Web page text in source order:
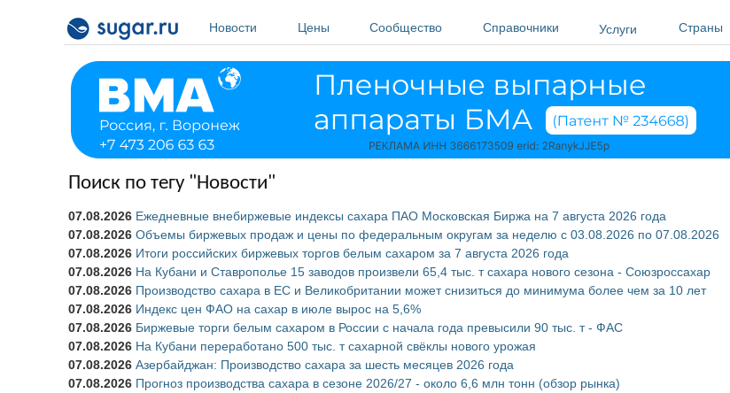
Новости
Цены Сообщество Справочники Услуги Страны
Поиск по тегу "Новости"
07.08.2026 Ежедневные внебиржевые индексы сахара ПАО Московская Биржа на 7 августа 2026 года
07.08.2026 Объемы биржевых продаж и цены по федеральным округам за неделю с 03.08.2026 по 07.08.2026
07.08.2026 Итоги российских биржевых торгов белым сахаром за 7 августа 2026 года
07.08.2026 На Кубани и Ставрополье 15 заводов произвели 65,4 тыс. т сахара нового сезона - Союзроссахар
07.08.2026 Производство сахара в ЕС и Великобритании может снизиться до минимума более чем за 10 лет
07.08.2026 Индекс цен ФАО на сахар в июле вырос на 5,6%
07.08.2026 Биржевые торги белым сахаром в России с начала года превысили 90 тыс. т - ФАС
07.08.2026 На Кубани переработано 500 тыс. т сахарной свёклы нового урожая
07.08.2026 Азербайджан: Производство сахара за шесть месяцев 2026 года
07.08.2026 Прогноз производства сахара в сезоне 2026/27 - около 6,6 млн тонн (обзор рынка)